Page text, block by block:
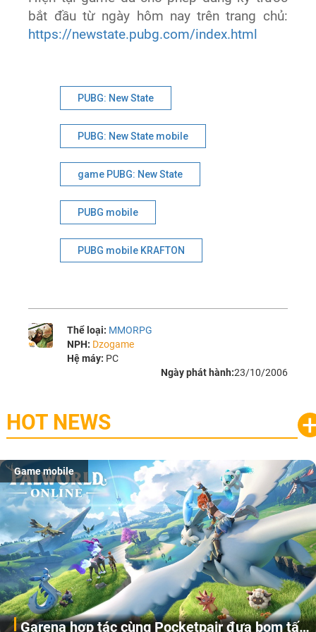
bắt đầu từ ngày hôm nay trên trang chủ:
https://newstate.pubg.com/index.html
PUBG: New State
PUBG: New State mobile
game PUBG: New State
PUBG mobile
PUBG mobile KRAFTON
Thể loại: MMORPG
NPH: Dzogame
Hệ máy: PC
Ngày phát hành:23/10/2006
HOT NEWS
Game mobile
Gia Nhập Closed Beta Norse Saga: Cửu Giới